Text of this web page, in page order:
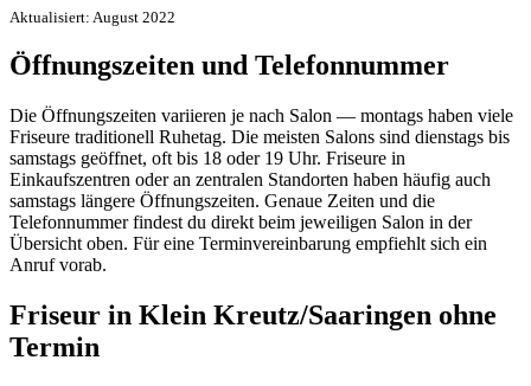
Aktualisiert: August 2022
Öffnungszeiten und Telefonnummer
Die Öffnungszeiten variieren je nach Salon — montags haben viele
Friseure traditionell Ruhetag. Die meisten Salons sind dienstags bis
samstags geöffnet, oft bis 18 oder 19 Uhr. Friseure in
Einkaufszentren oder an zentralen Standorten haben häufig auch
samstags längere Öffnungszeiten. Genaue Zeiten und die
Telefonnummer findest du direkt beim jeweiligen Salon in der
Übersicht oben. Für eine Terminvereinbarung empfiehlt sich ein
Anruf vorab.
Friseur in Klein Kreutz/Saaringen ohne
Termin